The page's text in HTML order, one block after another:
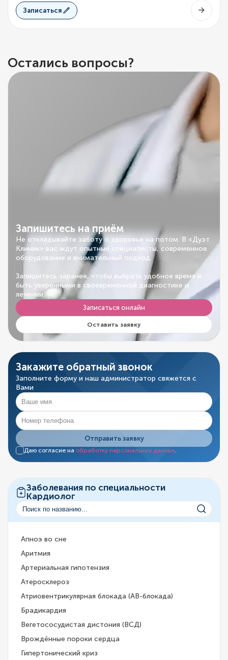
Записаться
Остались вопросы?
Запишитесь на приём
Не откладывайте заботу о здоровье на потом. В «Дуэт
Клиник» вас ждут опытные специалисты, современное
оборудование и внимательный подход.
Запишитесь заранее, чтобы выбрать удобное время и
быть уверенными в своевременной диагностике и
лечении.
Записаться онлайн
Оставить заявку
Закажите обратный звонок
Заполните форму и наш администратор свяжется с
Вами
Отправить заявку
Даю согласие на обработку персональных данных.
Заболевания по специальности
Кардиолог
Апноэ во сне
Аритмия
Артериальная гипотензия
Атеросклероз
Атриовентрикулярная блокада (АВ-блокада)
Брадикардия
Вегетососудистая дистония (ВСД)
Врождённые пороки сердца
Гипертонический криз